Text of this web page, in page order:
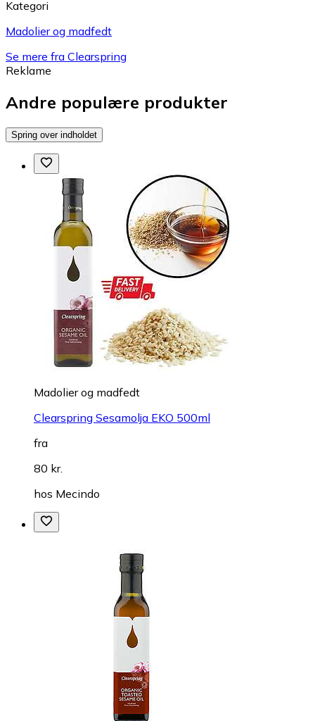
Kategori
Madolier og madfedt
Se mere fra Clearspring
Reklame
Andre populære produkter
Spring over indholdet
Madolier og madfedt
Clearspring Sesamolja EKO 500ml
fra
80 kr.
hos Mecindo